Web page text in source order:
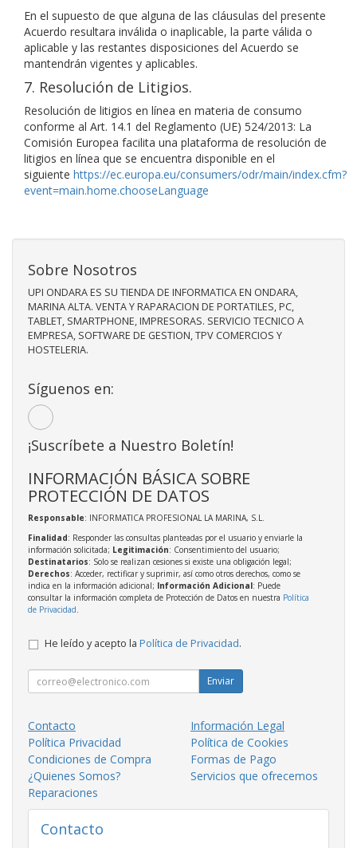
En el supuesto de que alguna de las cláusulas del presente
Acuerdo resultara inválida o inaplicable, la parte válida o
aplicable y las restantes disposiciones del Acuerdo se
mantendrán vigentes y aplicables.
7. Resolución de Litigios.
Resolución de litigios en línea en materia de consumo
conforme al Art. 14.1 del Reglamento (UE) 524/2013: La
Comisión Europea facilita una plataforma de resolución de
litigios en línea que se encuentra disponible en el
siguiente https://ec.europa.eu/consumers/odr/main/index.cfm?
event=main.home.chooseLanguage
Sobre Nosotros
UPI ONDARA ES SU TIENDA DE INFORMATICA EN ONDARA,
MARINA ALTA. VENTA Y RAPARACION DE PORTATILES, PC,
TABLET, SMARTPHONE, IMPRESORAS. SERVICIO TECNICO A
EMPRESA, SOFTWARE DE GESTION, TPV COMERCIOS Y
HOSTELERIA.
Síguenos en:
¡Suscríbete a Nuestro Boletín!
INFORMACIÓN BÁSICA SOBRE
PROTECCIÓN DE DATOS
Responsable: INFORMATICA PROFESIONAL LA MARINA, S.L.
Finalidad: Responder las consultas planteadas por el usuario y enviarle la
información solicitada; Legitimación: Consentimiento del usuario;
Destinatarios: Solo se realizan cesiones si existe una obligación legal;
Derechos: Acceder, rectificar y suprimir, así como otros derechos, como se
indica en la información adicional; Información Adicional: Puede
consultar la información completa de Protección de Datos en nuestra Política
de Privacidad.
He leído y acepto la Política de Privacidad.
Enviar
Contacto
Información Legal
Política Privacidad
Política de Cookies
Condiciones de Compra
Formas de Pago
¿Quienes Somos?
Servicios que ofrecemos
Reparaciones
Contacto